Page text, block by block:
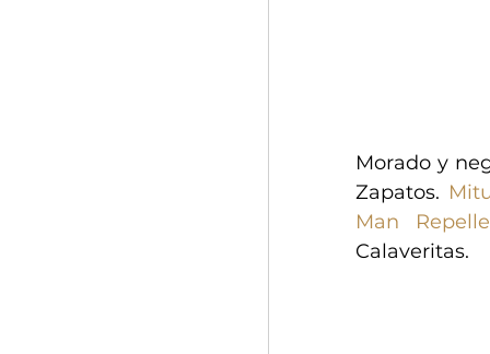
Morado y
Zapatos.
Man
Calaveritas.